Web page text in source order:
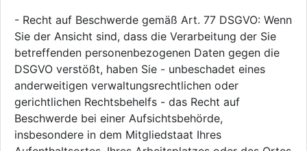
- Recht auf Beschwerde gemäß Art. 77 DSGVO: Wenn
Sie der Ansicht sind, dass die Verarbeitung der Sie
betreffenden personenbezogenen Daten gegen die
DSGVO verstößt, haben Sie - unbeschadet eines
anderweitigen verwaltungsrechtlichen oder
gerichtlichen Rechtsbehelfs - das Recht auf
Beschwerde bei einer Aufsichtsbehörde,
insbesondere in dem Mitgliedstaat Ihres